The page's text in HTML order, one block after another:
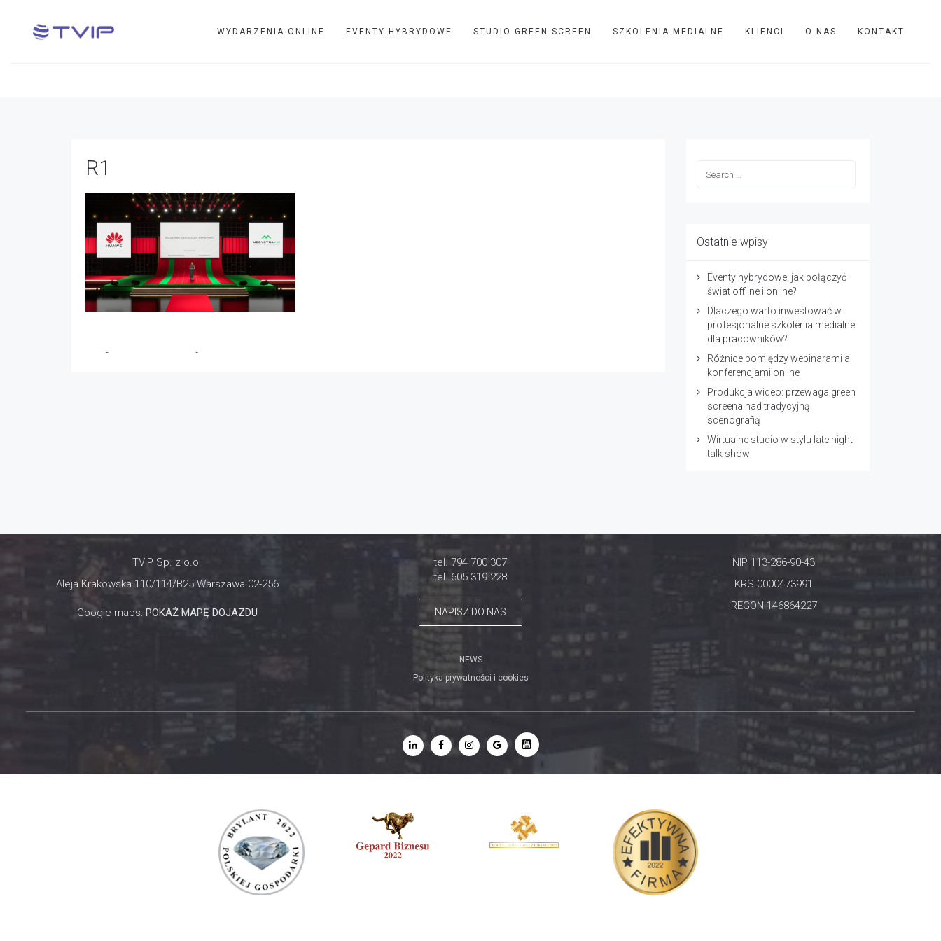
WYDARZENIA ONLINE EVENTY HYBRYDOWE STUDIO GREEN SCREEN SZKOLENIA MEDIALNE KLIENCI O NAS KONTAKT
R1
- -
Ostatnie wpisy
Eventy hybrydowe: jak połączyć
świat offline i online?
Dlaczego warto inwestować w
profesjonalne szkolenia medialne
dla pracowników?
Różnice pomiędzy webinarami a
konferencjami online
Produkcja wideo: przewaga green
screena nad tradycyjną
scenografią
Wirtualne studio w stylu late night
talk show
TVIP Sp. z o.o.
Aleja Krakowska 110/114/B25 Warszawa 02-256
Google maps: POKAŻ MAPĘ DOJAZDU
tel. 794 700 307
tel. 605 319 228
NAPISZ DO NAS
NIP 113-286-90-43
KRS 0000473991
REGON 146864227
NEWS
Polityka prywatności i cookies